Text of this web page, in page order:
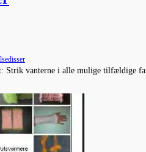
Strik vanterne i alle mulige tilfældige